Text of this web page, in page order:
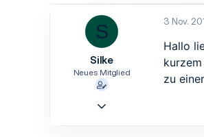
e
t
a
m
S
Silke
Neues Mitglied
3 Nov.
Hallo
zu